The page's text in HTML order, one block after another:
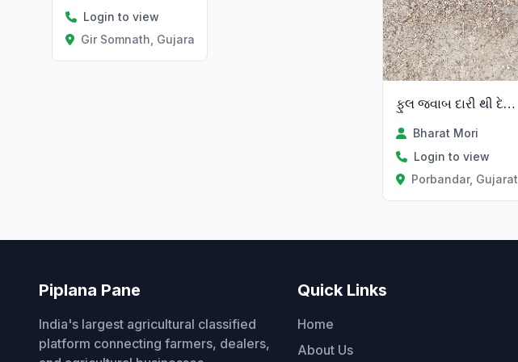
Login to view
Gir Somnath, Gujarat
ફુલ જવાબ દારી થી દેવા ના સે
Bharat Mori
Login to view
Porbandar, Gujarat
Piplana Pane
India's largest agricultural classified
platform connecting farmers, dealers,
Quick Links
Home
About Us